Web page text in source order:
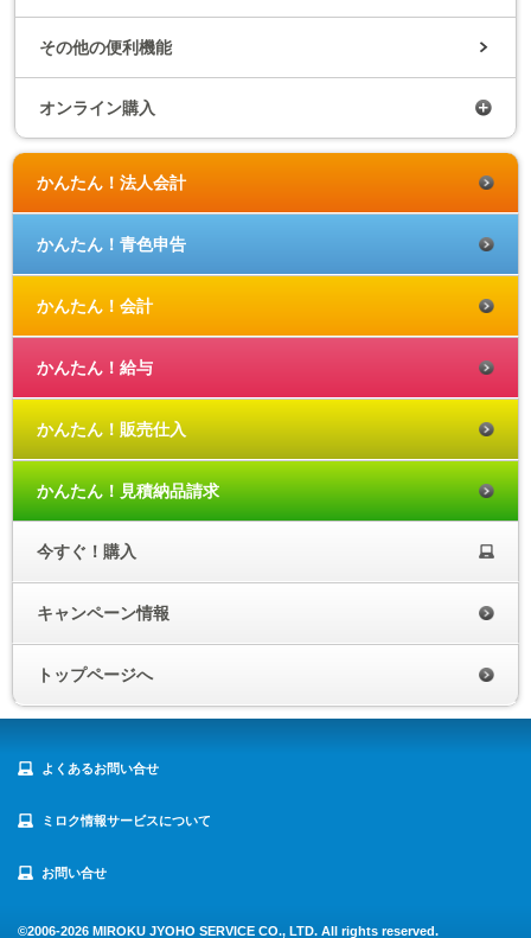
その他の便利機能
オンライン購入
かんたん！法人会計
かんたん！青色申告
かんたん！会計
かんたん！給与
かんたん！販売仕入
かんたん！見積納品請求
今すぐ！購入
キャンペーン情報
トップページへ
よくあるお問い合せ
ミロク情報サービスについて
お問い合せ
©2006-2026 MIROKU JYOHO SERVICE CO., LTD. All rights reserved.